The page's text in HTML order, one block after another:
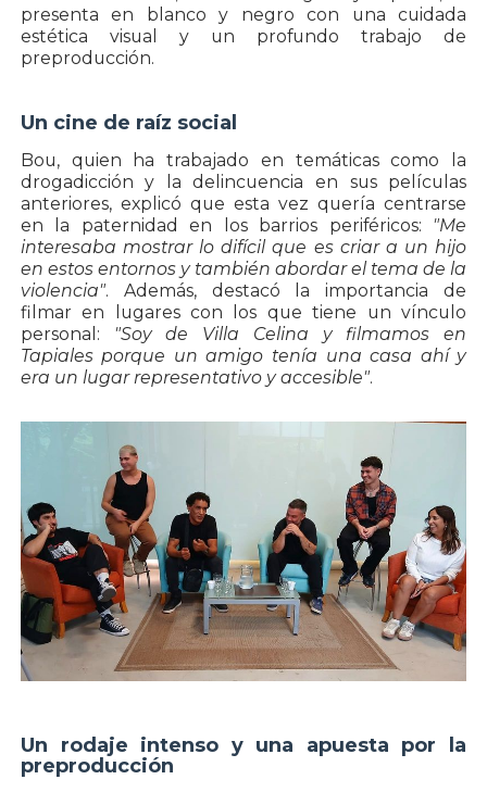
presenta en blanco y negro con una cuidada
estética visual y un profundo trabajo de
preproducción.
Un cine de raíz social
Bou, quien ha trabajado en temáticas como la
drogadicción y la delincuencia en sus películas
anteriores, explicó que esta vez quería centrarse
en la paternidad en los barrios periféricos: "Me
interesaba mostrar lo difícil que es criar a un hijo
en estos entornos y también abordar el tema de la
violencia". Además, destacó la importancia de
filmar en lugares con los que tiene un vínculo
personal: "Soy de Villa Celina y filmamos en
Tapiales porque un amigo tenía una casa ahí y
era un lugar representativo y accesible".
Un rodaje intenso y una apuesta por la
preproducción